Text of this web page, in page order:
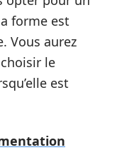
forme est
Vous aurez
le
est